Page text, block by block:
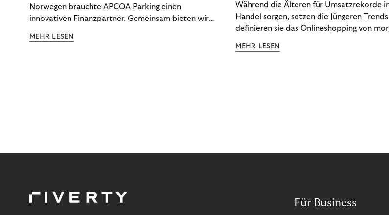
Norwegen brauchte APCOA Parking einen
innovativen Finanzpartner. Gemeinsam bieten wir
Erlebnis.
MEHR LESEN
Während die Älteren für Umsatzrekorde
Handel sorgen, setzen die Jüngeren
definieren sie das Onlineshopping von
gemeinsame Leidenschaft - allerdings
MEHR LESEN
Für Business